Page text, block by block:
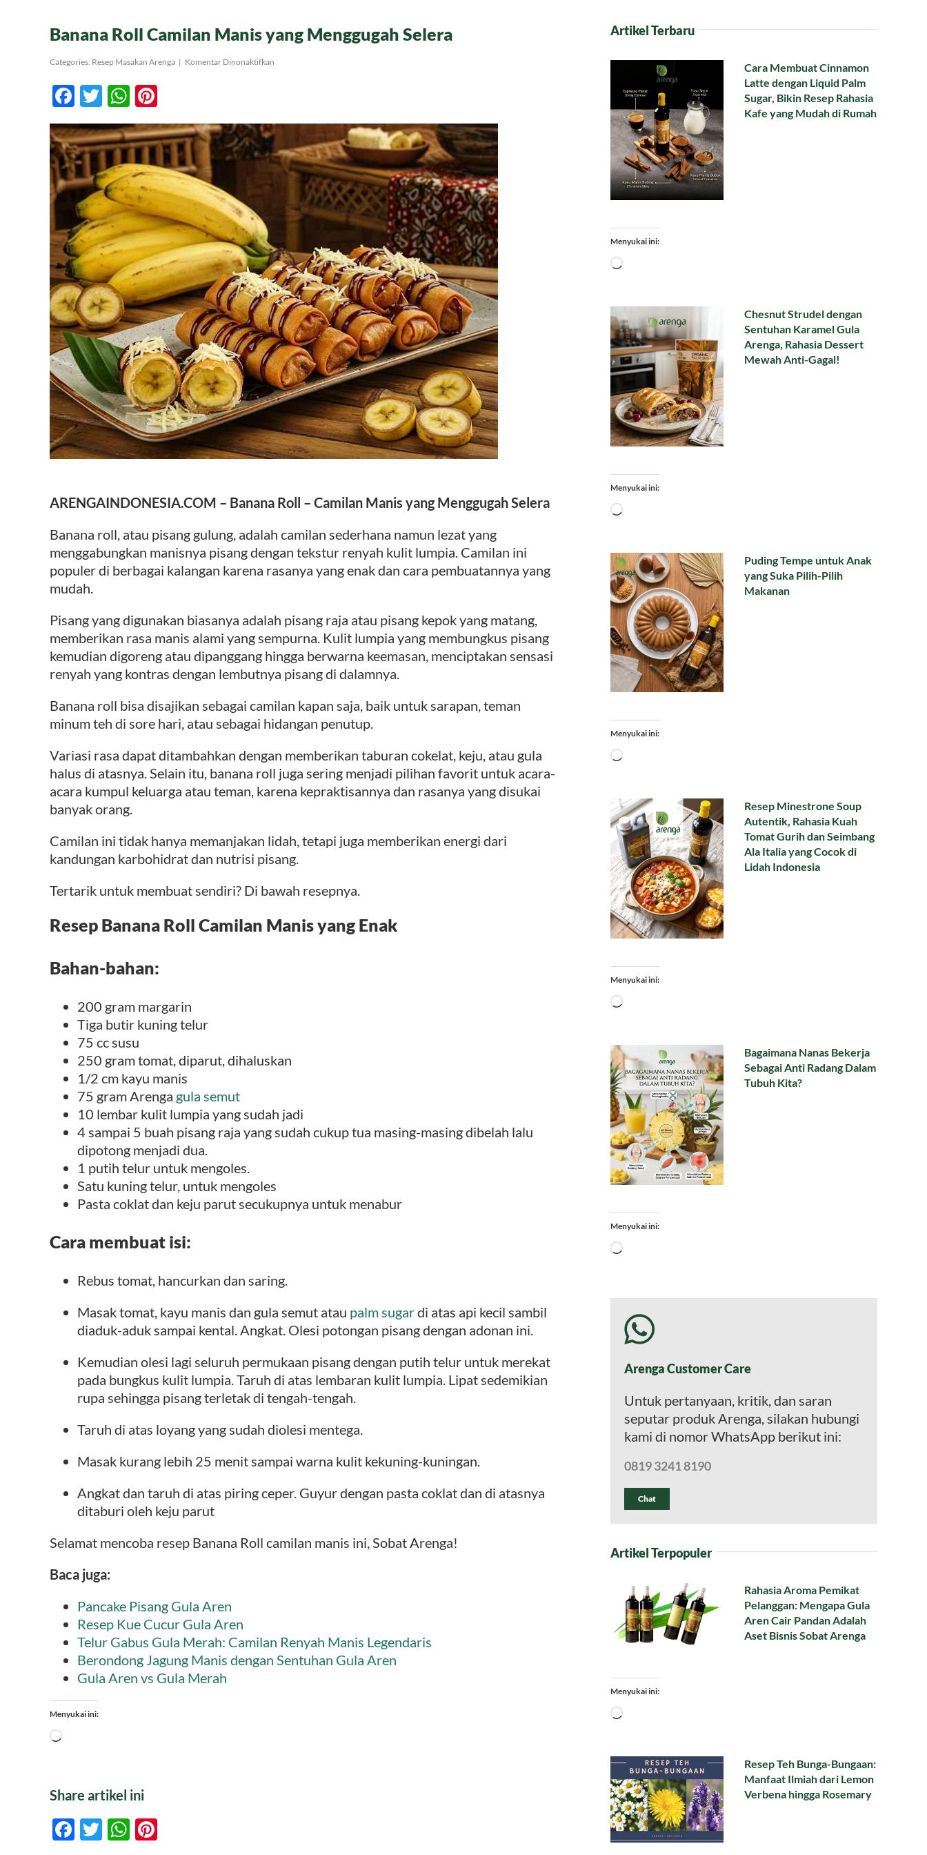
Banana Roll Camilan Manis yang Menggugah Selera
Categories: Resep Masakan Arenga | Komentar Dinonaktifkan
Menggugah
Selera
Facebook
TwitterWhatsApp
ARENGAINDONESIA.COM – Banana Roll – Camilan Manis yang Menggugah Selera
Banana roll, atau pisang gulung, adalah camilan sederhana namun lezat yang
menggabungkan manisnya pisang dengan tekstur renyah kulit lumpia. Camilan ini
populer di berbagai kalangan karena rasanya yang enak dan cara pembuatannya yang
mudah.
Pisang yang digunakan biasanya adalah pisang raja atau pisang kepok yang matang,
memberikan rasa manis alami yang sempurna. Kulit lumpia yang membungkus pisang
kemudian digoreng atau dipanggang hingga berwarna keemasan, menciptakan sensasi
renyah yang kontras dengan lembutnya pisang di dalamnya.
Banana roll bisa disajikan sebagai camilan kapan saja, baik untuk sarapan, teman
minum teh di sore hari, atau sebagai hidangan penutup.
Variasi rasa dapat ditambahkan dengan memberikan taburan cokelat, keju, atau gula
halus di atasnya. Selain itu, banana roll juga sering menjadi pilihan favorit untuk acara-
acara kumpul keluarga atau teman, karena kepraktisannya dan rasanya yang disukai
banyak orang.
Camilan ini tidak hanya memanjakan lidah, tetapi juga memberikan energi dari
kandungan karbohidrat dan nutrisi pisang.
Tertarik untuk membuat sendiri? Di bawah resepnya.
Resep Banana Roll Camilan Manis yang Enak
Bahan-bahan:
200 gram margarin
Tiga butir kuning telur
75 cc susu
250 gram tomat, diparut, dihaluskan
1/2 cm kayu manis
75 gram Arenga gula semut
10 lembar kulit lumpia yang sudah jadi
4 sampai 5 buah pisang raja yang sudah cukup tua masing-masing dibelah lalu
dipotong menjadi dua.
1 putih telur untuk mengoles.
Satu kuning telur, untuk mengoles
Pasta coklat dan keju parut secukupnya untuk menabur
Cara membuat isi:
Rebus tomat, hancurkan dan saring.
Masak tomat, kayu manis dan gula semut atau palm sugardi atas api kecil sambil
diaduk-aduk sampai kental. Angkat. Olesi potongan pisang dengan adonan ini.
Kemudian olesi lagi seluruh permukaan pisang dengan putih telur untuk merekat
pada bungkus kulit lumpia. Taruh di atas lembaran kulit lumpia. Lipat sedemikian
rupa sehingga pisang terletak di tengah-tengah.
Taruh di atas loyang yang sudah diolesi mentega.
Masak kurang lebih 25 menit sampai warna kulit kekuning-kuningan.
Angkat dan taruh di atas piring ceper. Guyur dengan pasta coklat dan di atasnya
ditaburi oleh keju parut
Selamat mencoba resep Banana Roll camilan manis ini, Sobat Arenga!
Baca juga:
Pancake Pisang Gula Aren
Resep Kue Cucur Gula Aren
Telur Gabus Gula Merah: Camilan Renyah Manis Legendaris
Berondong Jagung Manis dengan Sentuhan Gula Aren
Gula Aren vs Gula Merah
Menyukai ini:
Memuat...
Share artikel ini
Facebook
TwitterWhatsApp
Artikel Terbaru
Cara Membuat Cinnamon
Latte dengan Liquid Palm
Sugar, Bikin Resep Rahasia
Kafe yang Mudah di Rumah
Menyukai ini:
Memuat...
Chesnut Strudel dengan
Sentuhan Karamel Gula
Arenga, Rahasia Dessert
Mewah Anti-Gagal!
Menyukai ini:
Memuat...
Puding Tempe untuk Anak
yang Suka Pilih-Pilih
Makanan
Menyukai ini:
Memuat...
Resep Minestrone Soup
Autentik, Rahasia Kuah
Tomat Gurih dan Seimbang
Ala Italia yang Cocok di
Lidah Indonesia
Menyukai ini:
Memuat...
Bagaimana Nanas Bekerja
Sebagai Anti Radang Dalam
Tubuh Kita?
Menyukai ini:
Memuat...
Arenga Customer Care
Untuk pertanyaan, kritik, dan saran
seputar produk Arenga, silakan hubungi
kami di nomor WhatsApp berikut ini:
0819 3241 8190
Chat
Artikel Terpopuler
Rahasia Aroma Pemikat
Pelanggan: Mengapa Gula
Aren Cair Pandan Adalah
Aset Bisnis Sobat Arenga
Menyukai ini:
Memuat...
Resep Teh Bunga-Bungaan:
Manfaat Ilmiah dari Lemon
Verbena hingga Rosemary